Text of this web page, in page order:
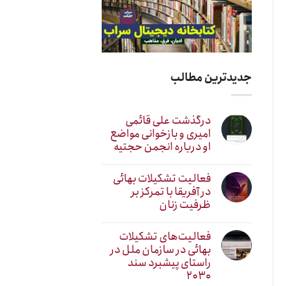
جدیدترین مطالب
درگذشت علی قائمی
امیری و بازخوانی مواضع
او درباره انجمن حجتیه
فعالیت تشکیلات بهائی
در آفریقا با تمرکز بر
ظرفیت زنان
فعالیت‌های تشکیلات
بهائی در سازمان ملل در
راستای پیشبرد سند
۲۰۳۰